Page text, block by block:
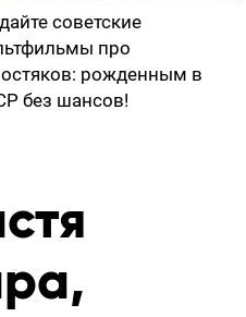
советские
про
рожденным в
без шансов!